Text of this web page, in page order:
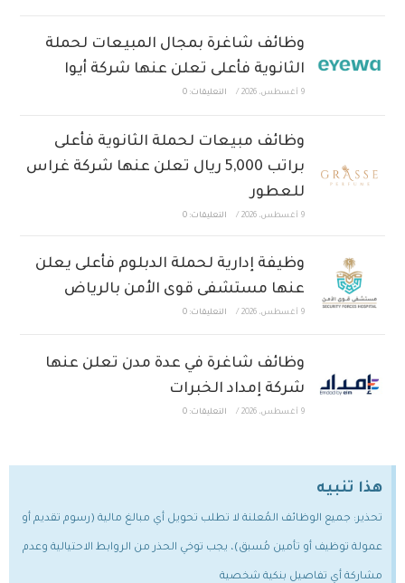
وظائف شاغرة بمجال المبيعات لحملة
الثانوية فأعلى تعلن عنها شركة أيوا
9 أغسطس، 2026 / التعليقات: 0
وظائف مبيعات لحملة الثانوية فأعلى
براتب 5,000 ريال تعلن عنها شركة غراس
للعطور
9 أغسطس، 2026 / التعليقات: 0
وظيفة إدارية لحملة الدبلوم فأعلى يعلن
عنها مستشفى قوى الأمن بالرياض
9 أغسطس، 2026 / التعليقات: 0
وظائف شاغرة في عدة مدن تعلن عنها
شركة إمداد الخبرات
9 أغسطس، 2026 / التعليقات: 0
هذا تنبيه
تحذير: جميع الوظائف المُعلنة لا تطلب تحويل أي مبالغ مالية (رسوم تقديم أو
عمولة توظيف أو تأمين مُسبق)، يجب توخي الحذر من الروابط الاحتيالية وعدم
مشاركة أي تفاصيل بنكية شخصية